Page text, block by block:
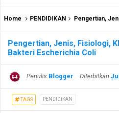
Home PENDIDIKAN Pengertian, Jenis,
Pengertian, Jenis, Fisiologi,
Bakteri Escherichia Coli
Penulis Blogger Diterbitkan
TAGS PENDIDIKAN